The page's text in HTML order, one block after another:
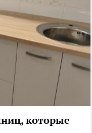
которые